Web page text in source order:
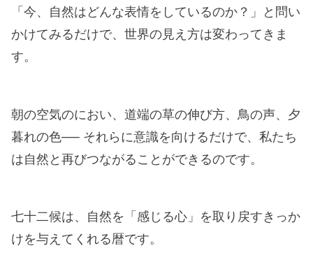
「今、自然はどんな表情をしているのか？」と問い
かけてみるだけで、世界の見え方は変わってきま
す。
朝の空気のにおい、道端の草の伸び方、鳥の声、夕
暮れの色── それらに意識を向けるだけで、私たち
は自然と再びつながることができるのです。
七十二候は、自然を「感じる心」を取り戻すきっか
けを与えてくれる暦です。